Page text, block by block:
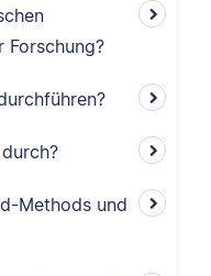
Methods und